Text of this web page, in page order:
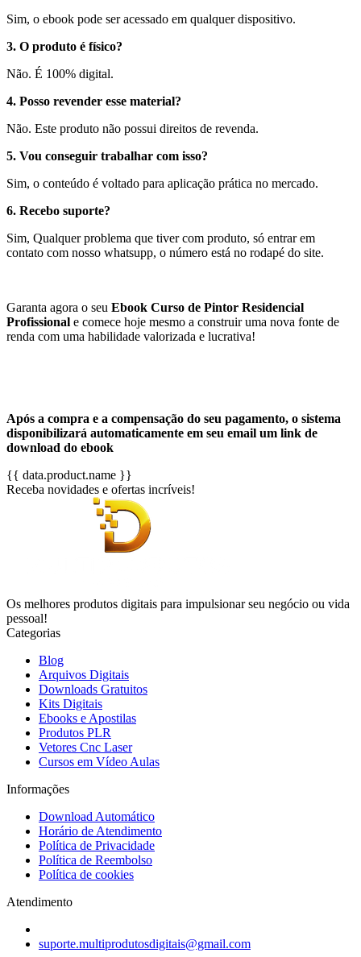
Sim, o ebook pode ser acessado em qualquer dispositivo.
3. O produto é físico?
Não. É 100% digital.
4. Posso revender esse material?
Não. Este produto não possui direitos de revenda.
5. Vou conseguir trabalhar com isso?
Sim, o conteúdo é voltado para aplicação prática no mercado.
6. Recebo suporte?
Sim, Qualquer problema que tiver com produto, só entrar em
contato com nosso whatsupp, o número está no rodapé do site.
Garanta agora o seu Ebook Curso de Pintor Residencial
Profissional e comece hoje mesmo a construir uma nova fonte de
renda com uma habilidade valorizada e lucrativa!
Após a compra e a compensação do seu pagamento, o sistema
disponibilizará automaticamente em seu email um link de
download do ebook
{{ data.product.name }}
Receba novidades e ofertas incríveis!
Os melhores produtos digitais para impulsionar seu negócio ou vida
pessoal!
Categorias
Blog
Arquivos Digitais
Downloads Gratuitos
Kits Digitais
Ebooks e Apostilas
Produtos PLR
Vetores Cnc Laser
Cursos em Vídeo Aulas
Informações
Download Automático
Horário de Atendimento
Política de Privacidade
Política de Reembolso
Política de cookies
Atendimento
suporte.multiprodutosdigitais@gmail.com